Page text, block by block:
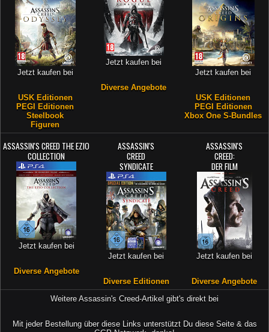
Jetzt kaufen bei
USK Editionen
PEGI Editionen
Steelbook
Figuren
Jetzt kaufen bei
Diverse Angebote
Jetzt kaufen bei
USK Editionen
PEGI Editionen
Xbox One S-Bundles
ASSASSIN'S CREED THE EZIO
COLLECTION
Jetzt kaufen bei
Diverse Angebote
ASSASSIN'S
CREED
SYNDICATE
Jetzt kaufen bei
Diverse Editionen
ASSASSIN'S
CREED:
DER FILM
Jetzt kaufen bei
Diverse Angebote
Weitere Assassin's Creed-Artikel gibt's direkt bei
Mit jeder Bestellung über diese Links unterstützt Du diese Seite & das